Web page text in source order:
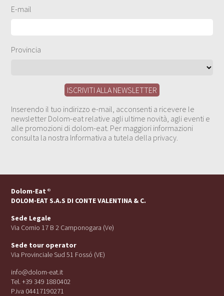
E-mail
Provincia
Inserendo il tuo indirizzo e-mail, acconsenti a ricevere le
newsletter Dolom-eat relative agli ultime novità, agli eventi e
alle promozioni di dolom-eat. Per maggiori informazioni
consulta la nostra Informativa a tutela della privacy.
Dolom-Eat ®
DOLOM-EAT S.A.S DI CONTE VALENTINA & C.
Sede Legale
Via Cornio 17 B 2 Camponogara (Ve)
Sede tour operator
Via Provinciale Sud 51 Fossó (VE)
info@dolom-eat.it
Tel. +39 349 1880402
P.iva 04417190271